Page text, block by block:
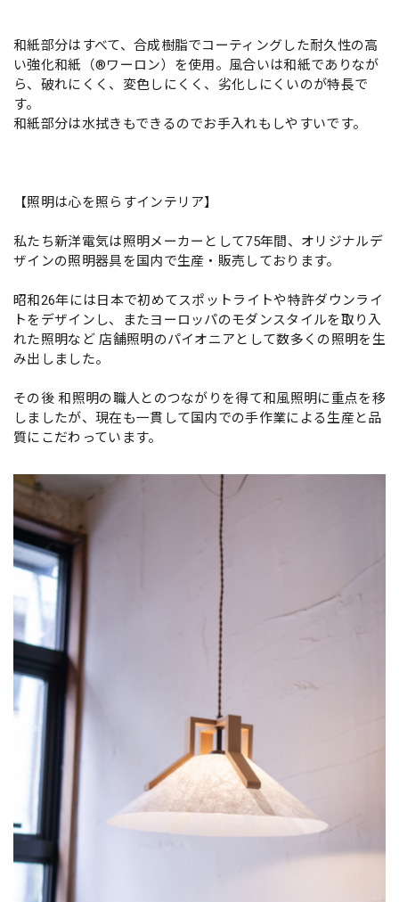
和紙部分はすべて、合成樹脂でコーティングした耐久性の高
い強化和紙（®ワーロン）を使用。風合いは和紙でありなが
ら、破れにくく、変色しにくく、劣化しにくいのが特長で
す。
和紙部分は水拭きもできるのでお手入れもしやすいです。
【照明は心を照らすインテリア】
私たち新洋電気は照明メーカーとして75年間、オリジナルデ
ザインの照明器具を国内で生産・販売しております。
昭和26年には日本で初めてスポットライトや特許ダウンライ
トをデザインし、またヨーロッパのモダンスタイルを取り入
れた照明など 店舗照明のパイオニアとして数多くの照明を生
み出しました。
その後 和照明の職人とのつながりを得て和風照明に重点を移
しましたが、現在も一貫して国内での手作業による生産と品
質にこだわっています。